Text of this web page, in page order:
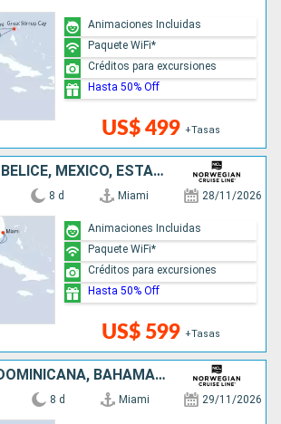
US$ 499 +Tasas
Animaciones Incluidas
Paquete WiFi*
Créditos para excursiones
Hasta 50% Off
HONDURAS, BELICE, MÉXICO, ESTADOS UNIDOS
8 d Miami 28/11/2026
US$ 599 +Tasas
Animaciones Incluidas
Paquete WiFi*
Créditos para excursiones
Hasta 50% Off
REPÚBLICA DOMINICANA, BAHAMAS, ESTADOS UNIDOS
8 d Miami 29/11/2026